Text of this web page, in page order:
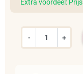
Extra voordeel:
- +